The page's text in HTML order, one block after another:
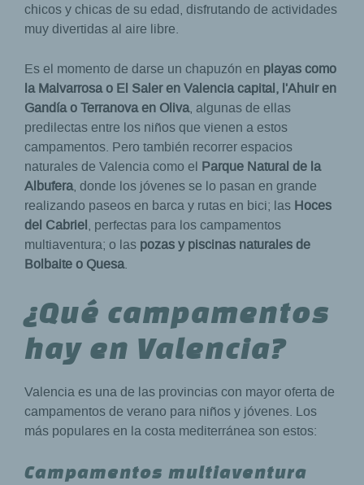
chicos y chicas de su edad, disfrutando de actividades
muy divertidas al aire libre.
Es el momento de darse un chapuzón en playas como
la Malvarrosa o El Saler en Valencia capital, l'Ahuir en
Gandía o Terranova en Oliva, algunas de ellas
predilectas entre los niños que vienen a estos
campamentos. Pero también recorrer espacios
naturales de Valencia como el Parque Natural de la
Albufera, donde los jóvenes se lo pasan en grande
realizando paseos en barca y rutas en bici; las Hoces
del Cabriel, perfectas para los campamentos
multiaventura; o las pozas y piscinas naturales de
Bolbaite o Quesa.
¿Qué campamentos
hay en Valencia?
Valencia es una de las provincias con mayor oferta de
campamentos de verano para niños y jóvenes. Los
más populares en la costa mediterránea son estos:
Campamentos multiaventura